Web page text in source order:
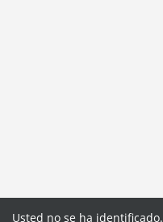
Usted no se ha identificado.